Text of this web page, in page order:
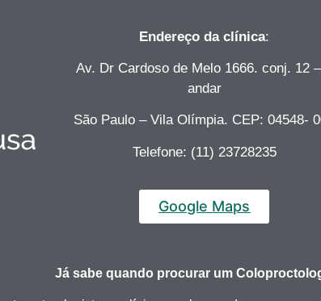
Endereço da clínica:
Av. Dr Cardoso de Melo 1666. conj. 12
andar
São Paulo – Vila Olímpia. CEP: 04548-
Telefone: (11) 23728235
Google Maps
Já sabe quando procurar um